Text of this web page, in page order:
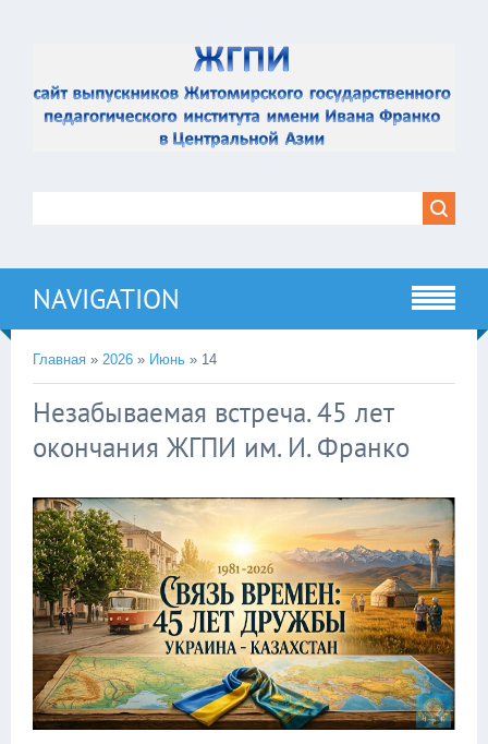
NAVIGATION
Главная » 2026 » Июнь » 14
Незабываемая встреча. 45 лет
окончания ЖГПИ им. И. Франко